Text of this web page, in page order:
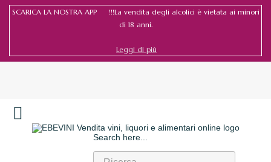
SCARICA LA NOSTRA APP !!!La vendita degli alcolici è vietata ai minori
di 18 anni.
Leggi di più
Search here...